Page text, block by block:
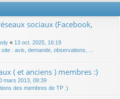
c
sociaux (Facebook,
« 13 oct. 2025, 16:19
: avis, demande, observations, ...
( et anciens ) membres :)
mars 2013, 09:39
des membres de TP :)